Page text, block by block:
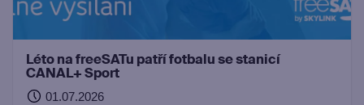
Léto na freeSATu patří fotbalu se stanicí
CANAL+ Sport
01.07.2026